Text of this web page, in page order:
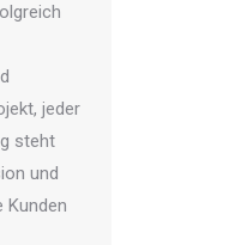
jeder
steht
und
Kunden